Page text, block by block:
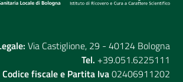
Via Castiglione, 29 - 40124 Bologna
Tel. +39.051.6225111
Codice fiscale e Partita Iva02406911202